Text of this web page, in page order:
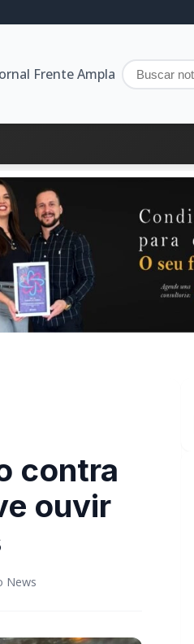
Frente Ampla
contra
ouvir
News